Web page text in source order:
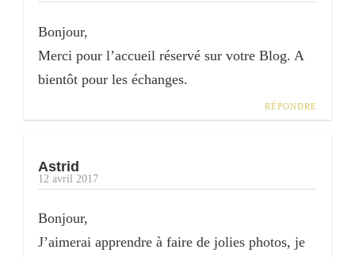
Bonjour,
Merci pour l’accueil réservé sur votre Blog. A
bientôt pour les échanges.
RÉPONDRE
Astrid
12 avril 2017
Bonjour,
J’aimerai apprendre à faire de jolies photos, je